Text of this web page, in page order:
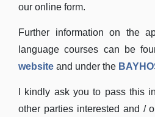
our online form.
Further information on the
language courses can be
website and under the
I kindly ask you to pass this
other parties interested and /